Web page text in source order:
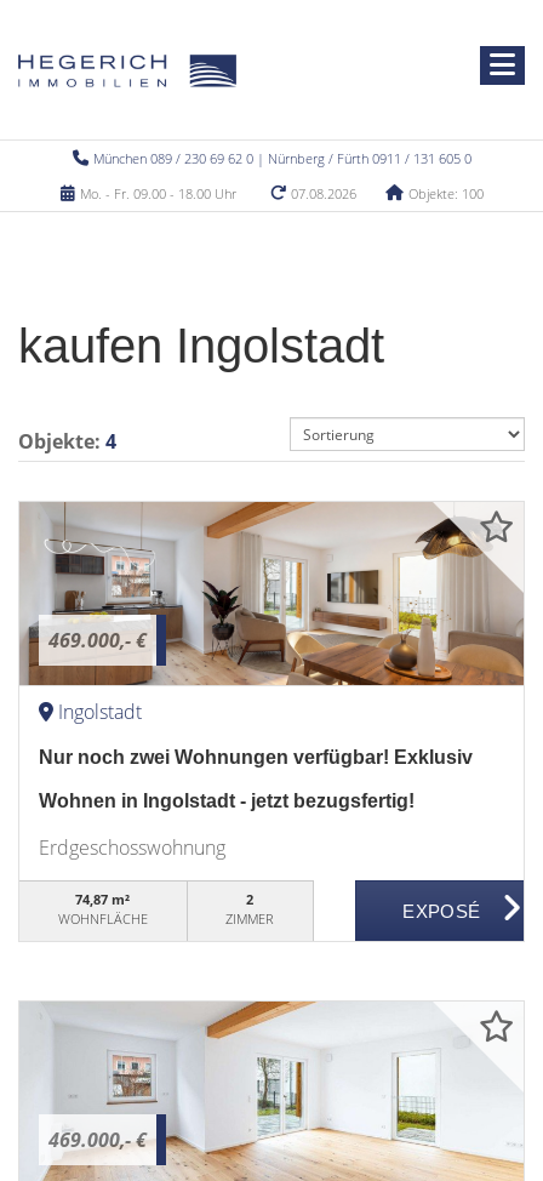
München 089 / 230 69 62 0 | Nürnberg / Fürth 0911 / 131 605 0
Mo. - Fr. 09.00 - 18.00 Uhr
07.08.2026 Objekte: 100
kaufen Ingolstadt
Objekte: 4
469.000,- €
Ingolstadt
Nur noch zwei Wohnungen verfügbar! Exklusiv
Wohnen in Ingolstadt - jetzt bezugsfertig!
Erdgeschosswohnung
74,87 m²
WOHNFLÄCHE
2
ZIMMER
469.000,- €